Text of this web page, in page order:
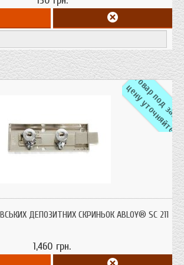
а
ц
е
ДЕПОЗИТНИХ СКРИНЬОК ABLOY® SC 211
1,460 грн.